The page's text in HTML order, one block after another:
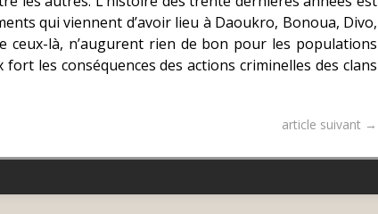
qui viennent d’avoir lieu à Daoukro, Bonoua, Divo,
là, n’augurent rien de bon pour les populations
les conséquences des actions criminelles des clans
article suivant →